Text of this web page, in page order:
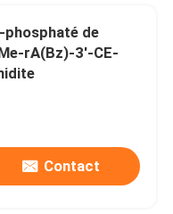
phosphaté de
rA(Bz)-3'-CE-
Contact